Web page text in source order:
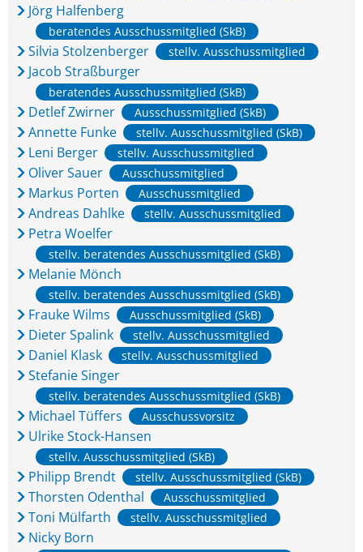
Jörg Halfenberg
beratendes Ausschussmitglied (SkB)
Silvia Stolzenberger stellv. Ausschussmitglied
Jacob Straßburger
beratendes Ausschussmitglied (SkB)
Detlef Zwirner Ausschussmitglied (SkB)
Annette Funke stellv. Ausschussmitglied (SkB)
Leni Berger stellv. Ausschussmitglied
Oliver Sauer Ausschussmitglied
Markus Porten Ausschussmitglied
Andreas Dahlke stellv. Ausschussmitglied
Petra Woelfer
stellv. beratendes Ausschussmitglied (SkB)
Melanie Mönch
stellv. beratendes Ausschussmitglied (SkB)
Frauke Wilms Ausschussmitglied (SkB)
Dieter Spalink stellv. Ausschussmitglied
Daniel Klask stellv. Ausschussmitglied
Stefanie Singer
stellv. beratendes Ausschussmitglied (SkB)
Michael Tüffers Ausschussvorsitz
Ulrike Stock-Hansen
stellv. Ausschussmitglied (SkB)
Philipp Brendt stellv. Ausschussmitglied (SkB)
Thorsten Odenthal Ausschussmitglied
Toni Mülfarth stellv. Ausschussmitglied
Nicky Born